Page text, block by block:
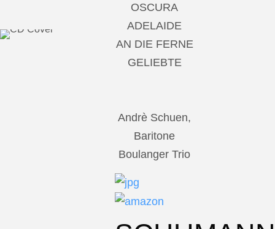
OSCURA
ADELAIDE
AN DIE FERNE
GELIEBTE
Andrè Schuen,
Baritone
Boulanger Trio